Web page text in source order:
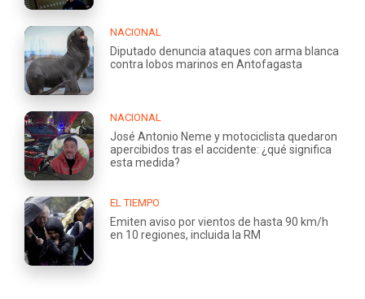
NACIONAL
Diputado denuncia ataques con arma blanca
contra lobos marinos en Antofagasta
NACIONAL
José Antonio Neme y motociclista quedaron
apercibidos tras el accidente: ¿qué significa
esta medida?
EL TIEMPO
Emiten aviso por vientos de hasta 90 km/h
en 10 regiones, incluida la RM